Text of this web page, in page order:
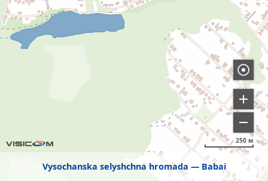
Vysochanska selyshchna hromada Babai
250 м